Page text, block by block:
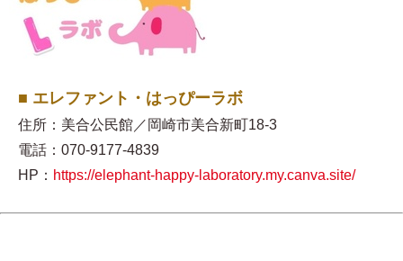
■ エレファント・はっぴーラボ
住所：美合公民館／岡崎市美合新町18-3
電話：070-9177-4839
HP： https://elephant-happy-laboratory.my.canva.site/